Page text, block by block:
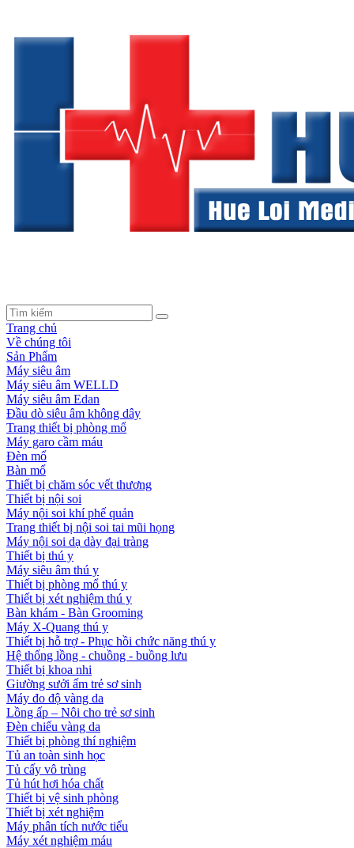
Trang chủ
Về chúng tôi
Sản Phẩm
Máy siêu âm
Máy siêu âm WELLD
Máy siêu âm Edan
Đầu dò siêu âm không dây
Trang thiết bị phòng mổ
Máy garo cầm máu
Đèn mổ
Bàn mổ
Thiết bị chăm sóc vết thương
Thiết bị nội soi
Máy nội soi khí phế quản
Trang thiết bị nội soi tai mũi họng
Máy nội soi dạ dày đại tràng
Thiết bị thú y
Máy siêu âm thú y
Thiết bị phòng mổ thú y
Thiết bị xét nghiệm thú y
Bàn khám - Bàn Grooming
Máy X-Quang thú y
Thiết bị hỗ trợ - Phục hồi chức năng thú y
Hệ thống lồng - chuồng - buồng lưu
Thiết bị khoa nhi
Giường sưởi ấm trẻ sơ sinh
Máy đo độ vàng da
Lồng ấp – Nôi cho trẻ sơ sinh
Đèn chiếu vàng da
Thiết bị phòng thí nghiệm
Tủ an toàn sinh học
Tủ cấy vô trùng
Tủ hút hơi hóa chất
Thiết bị vệ sinh phòng
Thiết bị xét nghiệm
Máy phân tích nước tiểu
Máy xét nghiệm máu